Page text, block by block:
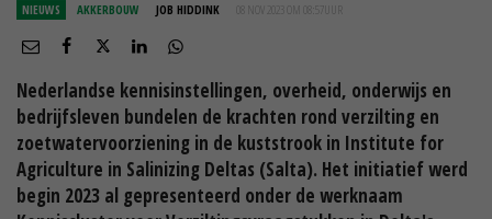
NIEUWS AKKERBOUW JOB HIDDINK 08 NOV 2023 OM 08:57
Nederlandse kennisinstellingen, overheid, onderwijs en
bedrijfsleven bundelen de krachten rond verzilting en
zoetwatervoorziening in de kuststrook in Institute for
Agriculture in Salinizing Deltas (Salta). Het initiatief werd
begin 2023 al gepresenteerd onder de werknaam